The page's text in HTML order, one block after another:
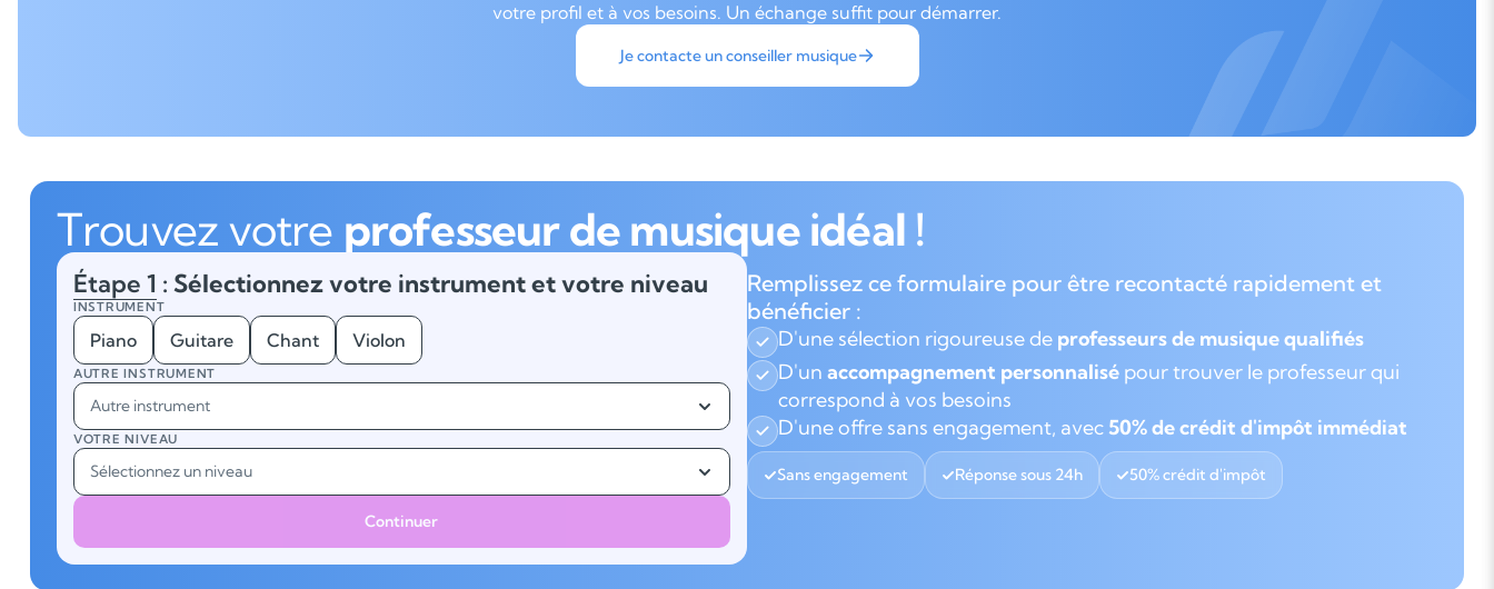
votre profil et à vos besoins. Un échange suffit pour démarrer.
Je contacte un conseiller musique
Trouvez votre professeur de musique idéal !
Remplissez ce formulaire pour être recontacté rapidement et
bénéficier :
D'une sélection rigoureuse de professeurs de musique qualifiés
D'un accompagnement personnalisé pour trouver le professeur qui
correspond à vos besoins
D'une offre sans engagement, avec 50% de crédit d'impôt immédiat
Sans engagement Réponse sous 24h 50% crédit d'impôt
Étape 1 : Sélectionnez votre instrument et votre niveau
INSTRUMENT
Piano Guitare Chant Violon
AUTRE INSTRUMENT
Autre instrument
VOTRE NIVEAU
Sélectionnez un niveau
Continuer